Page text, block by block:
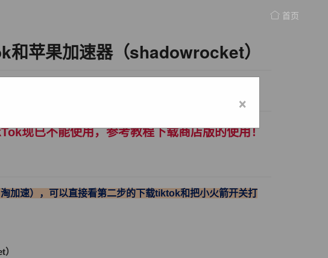
首页
和苹果加速器（shadowrocket）
现已不能使用，参考教程下载商店版的使用！
加速），可以直接看第二步的下载tiktok和把小火箭开关打
×